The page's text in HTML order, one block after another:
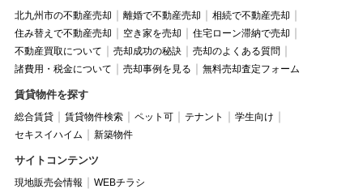
北九州市の不動産売却 離婚で不動産売却
相続で不動産売却
住み替えで不動産売却
空き家を売却
住宅ローン滞納で売却
不動産買取について
売却成功の秘訣
売却のよくある質問
諸費用・税金について
売却事例を見る 無料売却査定フォーム
賃貸物件を探す
総合賃貸 賃貸物件検索 ペット可 テナント
学生向け
セキスイハイム
新築物件
サイトコンテンツ
現地販売会情報 WEBチラシ